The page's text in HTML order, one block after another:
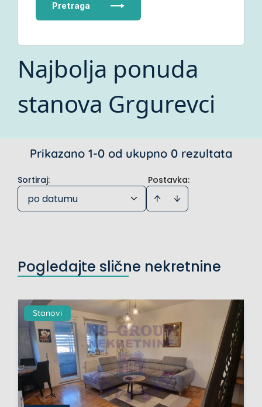
Pretraga
Najbolja ponuda
stanova Grgurevci
Prikazano 1-0 od ukupno 0 rezultata
Postavka:
Sortiraj:
po datumu
Pogledajte slične nekretnine
Stanovi